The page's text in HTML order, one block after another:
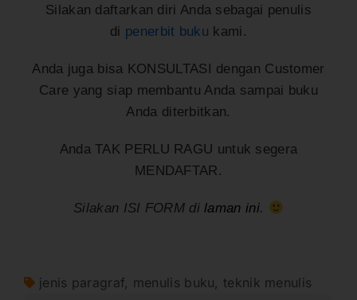
Silakan daftarkan diri Anda sebagai penulis
di penerbit buku kami.
Anda juga bisa KONSULTASI dengan Customer
Care yang siap membantu Anda sampai buku
Anda diterbitkan.
Anda TAK PERLU RAGU untuk segera
MENDAFTAR.
Silakan ISI FORM dilaman ini.
jenis paragraf menulis buku teknik menulis